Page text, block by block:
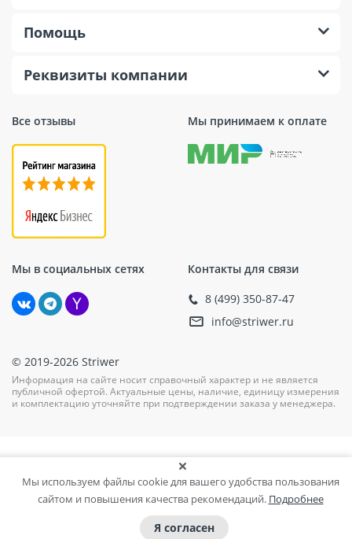
Все отзывы Мы принимаем к оплате
Мы в социальных сетях Контакты для связи
8 (499) 350-87-47
info@striwer.ru
Помощь
Реквизиты компании
© 2019-2026 Striwer
Информация на сайте носит справочный характер и не является
публичной офертой. Актуальные цены, наличие, единицу измерения
и комплектацию уточняйте при подтверждении заказа у менеджера.
Мы используем файлы cookie для вашего удобства пользования
сайтом и повышения качества рекомендаций. Подробнее
Я согласен